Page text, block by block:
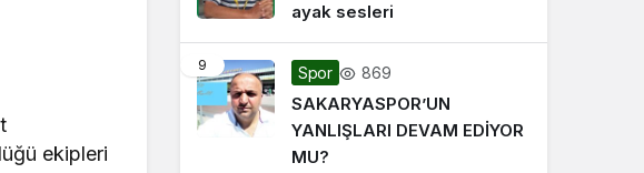
ekipleri
ayak sesleri
9 Spor 869
SAKARYASPOR’UN
YANLIŞLARI DEVAM EDİYOR
MU?